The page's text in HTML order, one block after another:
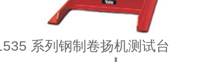
系列钢制卷扬机测试台